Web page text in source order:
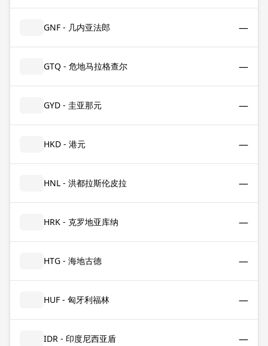
GNF - 几内亚法郎 —
GTQ - 危地马拉格查尔 —
GYD - 圭亚那元 —
HKD - 港元 —
HNL - 洪都拉斯伦皮拉 —
HRK - 克罗地亚库纳 —
HTG - 海地古德 —
HUF - 匈牙利福林 —
IDR - 印度尼西亚盾 —